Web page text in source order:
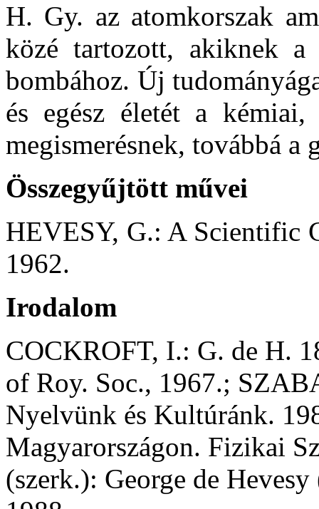
H. Gy. az atomkorszak
közé tartozott, akiknek
bombához. Új
és egész életét a
megismerésnek, továbbá a
Összegyűjtött művei
HEVESY, G.: A Scientific
1962.
Irodalom
COCKROFT, I.: G. de H.
of Roy. Soc., 1967.;
Nyelvünk és Kultúránk.
Magyarországon. Fizikai
(szerk.): George de